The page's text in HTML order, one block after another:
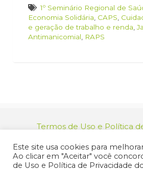
1º Seminário Regional de
Economia Solidária CAPS
e geração de trabalho e renda ,
Antimanicomial
RAPS
Termos de Uso e Política
46.694.139/0001-83 |
Endereço: Praça dos Três
Jacareí/SP - CEP
Este site usa cookies para
Ao clicar em "Aceitar" você
de Uso e Política de Privacidade